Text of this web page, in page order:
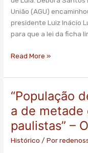
União (AGU)
presidente Luiz Inácio
para que a lei da ficha
mudanças”
Read More »
“População
a de metade
paulistas” –
Histórico / Por
“População
rua
da
capital